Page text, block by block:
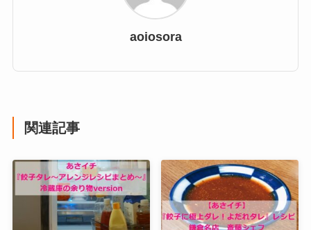
aoiosora
関連記事